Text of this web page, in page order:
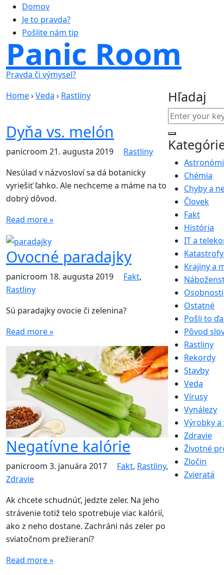
Domov
Je to pravda?
Pošlite nám tip
Panic Room
Pravda či výmysel?
Home›Veda › Rastliny
Dyňa vs. melón
panicroom 21. augusta 2019
Rastliny
Nesúlad v názvosloví sa dá botanicky
vyriešiť ľahko. Ale nechceme a máme na to
dobrý dôvod.
Read more »
Ovocné paradajky
panicroom 18. augusta 2019 Fakt,
Rastliny
Sú paradajky ovocie či zelenina?
Read more »
Negatívne kalórie
panicroom 3. januára 2017 Fakt, Rastliny,
Zdravie
Ak chcete schudnúť, jedzte zeler. Na jeho
strávenie totiž telo spotrebuje viac kalórií,
ako z neho dostane. Zachráni nás zeler po
sviatočnom prežieraní?
Read more »
Hľadaj
Chémia
Chyby a
Človek
Fakt
História
IT a
Krajiny a
Osobnosti
Ostatné
Pošli to
Pôvod
Rastliny
Rekordy
Stavby
Veda
Vírusy
Vynálezy
Výrobky
Zdravie
Životné
Zločin
Zvieratá